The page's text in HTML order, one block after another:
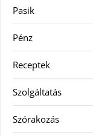
Pasik
Pénz
Receptek
Szolgáltatás
Szórakozás